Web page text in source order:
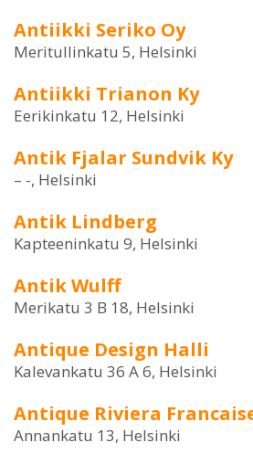
Antiikki Seriko Oy
Meritullinkatu 5, Helsinki
Antiikki Trianon Ky
Eerikinkatu 12, Helsinki
Antik Fjalar Sundvik Ky
– -, Helsinki
Antik Lindberg
Kapteeninkatu 9, Helsinki
Antik Wulff
Merikatu 3 B 18, Helsinki
Antique Design Halli
Kalevankatu 36 A 6, Helsinki
Antique Riviera
Annankatu 13, Helsinki